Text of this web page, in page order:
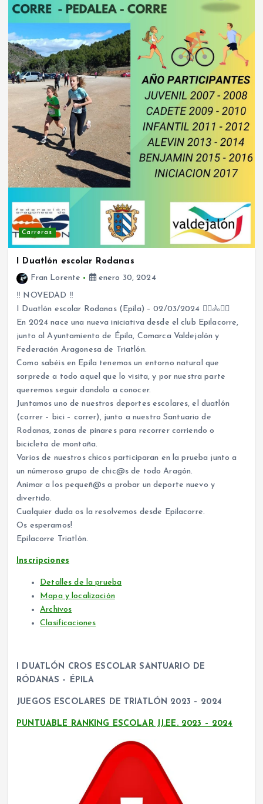
Carreras
I Duatlón escolar Rodanas
Fran Lorente
enero 30, 2024
‼️ NOVEDAD ‼️
I Duatlón escolar Rodanas (Epila) – 02/03/2024 🚶‍♀️🚴🚶‍♂️
En 2024 nace una nueva iniciativa desde el club Epilacorre,
junto al Ayuntamiento de Épila, Comarca Valdejalón y
Federación Aragonesa de Triatlón.
Como sabéis en Epila tenemos un entorno natural que
sorprede a todo aquel que lo visita, y por nuestra parte
queremos seguir dandolo a conocer.
Juntamos uno de nuestros deportes escolares, el duatlón
(correr – bici – correr), junto a nuestro Santuario de
Rodanas, zonas de pinares para recorrer corriendo o
bicicleta de montaña.
Varios de nuestros chicos participaran en la prueba junto a
un númeroso grupo de chic@s de todo Aragón.
Animar a los pequeñ@s a probar un deporte nuevo y
divertido.
Cualquier duda os la resolvemos desde Epilacorre.
Os esperamos!
Epilacorre Triatlón.
Inscripciones
Detalles de la prueba
Mapa y localización
Archivos
Clasificaciones
I DUATLÓN CROS ESCOLAR SANTUARIO DE
RÓDANAS – ÉPILA
JUEGOS ESCOLARES DE TRIATLÓN 2023 – 2024
PUNTUABLE RANKING ESCOLAR JJ.EE. 2023 – 2024